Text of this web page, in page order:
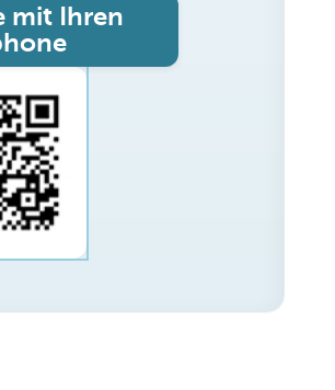
mit Ihren